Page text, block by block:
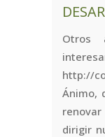
Otros
http://
Ánimo,
dirigir